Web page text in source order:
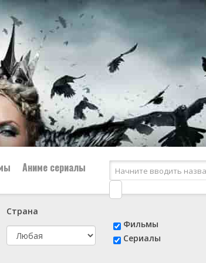
🕵️‍♂️ Детектив
Аниме сериалы
Страна
Фильмы
Сериалы